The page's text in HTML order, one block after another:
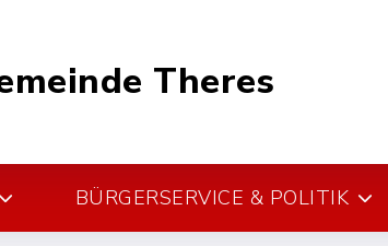
Theres
BÜRGERSERVICE & POLITIK